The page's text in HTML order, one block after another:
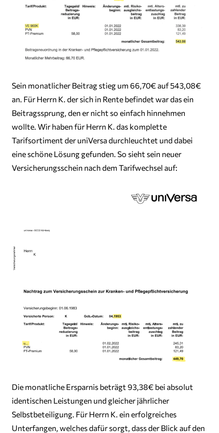
Sein monatlicher Beitrag stieg um 66,70€ auf 543,08€
an. Für Herrn K. der sich in Rente befindet war das ein
Beitragssprung, den er nicht so einfach hinnehmen
wollte. Wir haben für Herrn K. das komplette
Tarifsortiment der uniVersa durchleuchtet und dabei
eine schöne Lösung gefunden. So sieht sein neuer
Versicherungsschein nach dem Tarifwechsel auf:
Die monatliche Ersparnis beträgt 93,38€ bei absolut
identischen Leistungen und gleicher jährlicher
Selbstbeteiligung. Für Herrn K. ein erfolgreiches
Unterfangen, welches dafür sorgt, dass der Blick auf den